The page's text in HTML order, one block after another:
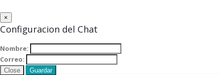
×
Configuracion del Chat
Nombre:
Correo:
Close Guardar